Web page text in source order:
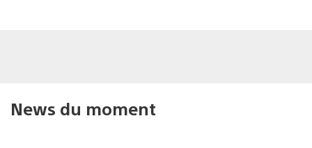
News du moment